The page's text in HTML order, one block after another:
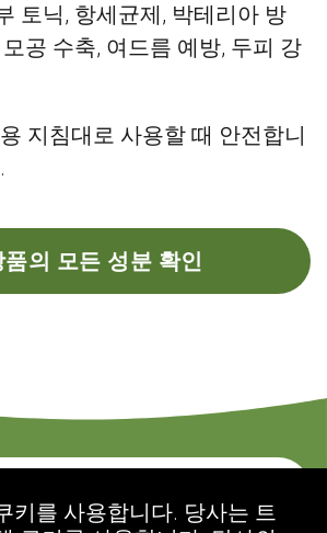
토닉, 항세균제, 박테리아 방
모공 수축, 여드름 예방, 두피 강
지침대로 사용할 때 안전합니
품의 모든 성분 확인
키를 사용합니다. 당사는 트